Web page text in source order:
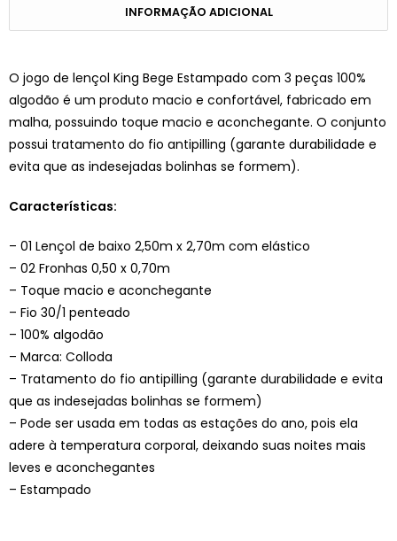
INFORMAÇÃO ADICIONAL
O jogo de lençol King Bege Estampado com 3 peças 100%
algodão é um produto macio e confortável, fabricado em
malha, possuindo toque macio e aconchegante. O conjunto
possui tratamento do fio antipilling (garante durabilidade e
evita que as indesejadas bolinhas se formem).
Características:
– 01 Lençol de baixo 2,50m x 2,70m com elástico
– 02 Fronhas 0,50 x 0,70m
– Toque macio e aconchegante
– Fio 30/1 penteado
– 100% algodão
– Marca: Colloda
– Tratamento do fio antipilling (garante durabilidade e evita
que as indesejadas bolinhas se formem)
– Pode ser usada em todas as estações do ano, pois ela
adere à temperatura corporal, deixando suas noites mais
leves e aconchegantes
– Estampado